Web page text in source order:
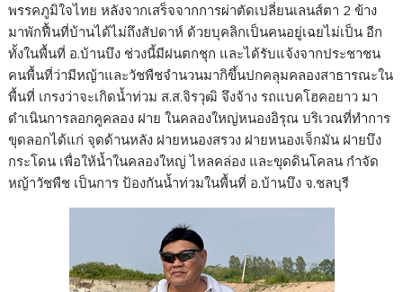
พรรคภูมิใจไทย หลังจากเสร็จจากการผ่าตัดเปลี่ยนเลนส์ตา 2 ข้าง
มาพักฟื้นที่บ้านได้ไม่ถึงสัปดาห์ ด้วยบุคลิกเป็นคนอยู่เฉยไม่เป็น อีก
ทั้งในพื้นที่ อ.บ้านบึง ช่วงนี้มีฝนตกชุก และได้รับแจ้งจากประชาชน
คนพื้นที่ว่ามีหญ้าและวัชพืชจำนวนมากิขึ้นปกคลุมคลองสาธารณะใน
พื้นที่ เกรงว่าจะเกิดน้ำท่วม ส.ส.จิรวุฒิ จึงจ้าง รถแบคโฮคอยาว มา
ดำเนินการลอกคูคลอง ฝาย ในคลองใหญ่หนองอิรุณ บริเวณที่ทำการ
ขุดลอกได้แก่ จุดด้านหลัง ฝายหนองสรวง ฝายหนองเจ็กมัน ฝายบึง
กระโดน เพื่อให้น้ำในคลองใหญ่ ไหลคล่อง และขุดดินโคลน กำจัด
หญ้าวัชพืช เป็นการ ป้องกันน้ำท่วมในพื้นที่ อ.บ้านบึง จ.ชลบุรี